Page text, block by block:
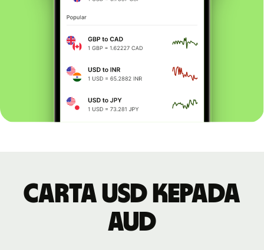
Carta USD kepada
AUD